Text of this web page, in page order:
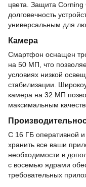
цвета. Защита Corning
долговечность
универсальным для
Камера
Смартфон оснащен
на 50 МП, что
условиях низкой
стабилизации.
камера на 32 МП
максимальным
С 16 ГБ оперативной
хранить все ваши
необходимости в
с восемью ядрами
требовательных